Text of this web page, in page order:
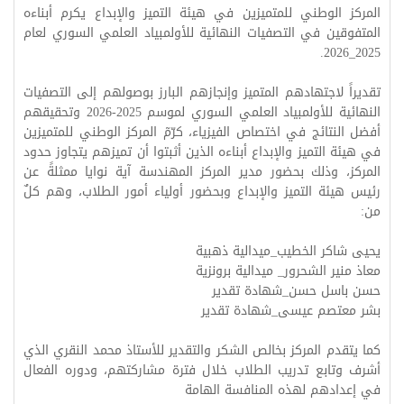
المركز الوطني للمتميزين في هيئة التميز والإبداع يكرم أبناءه
المتفوقين في التصفيات النهائية للأولمبياد العلمي السوري لعام
2025_2026.
تقديراً لاجتهادهم المتميز وإنجازهم البارز بوصولهم إلى التصفيات
النهائية للأولمبياد العلمي السوري لموسم 2025-2026 وتحقيقهم
أفضل النتائج في اختصاص الفيزياء، كرّمٓ المركز الوطني للمتميزين
في هيئة التميز والإبداع أبناءه الذين أثبتوا أن تميزهم يتجاوز حدود
المركز، وذلك بحضور مدير المركز المهندسة آية نوايا ممثلةً عن
رئيس هيئة التميز والإبداع وبحضور أولياء أمور الطلاب، وهم كلٌ
من:
يحيى شاكر الخطيب_ميدالية ذهبية
معاذ منير الشحرور_ ميدالية برونزية
حسن باسل حسن_شهادة تقدير
بشر معتصم عيسى_شهادة تقدير
كما يتقدم المركز بخالص الشكر والتقدير للأستاذ محمد النقري الذي
أشرف وتابع تدريب الطلاب خلال فترة مشاركتهم، ودوره الفعال
في إعدادهم لهذه المنافسة الهامة